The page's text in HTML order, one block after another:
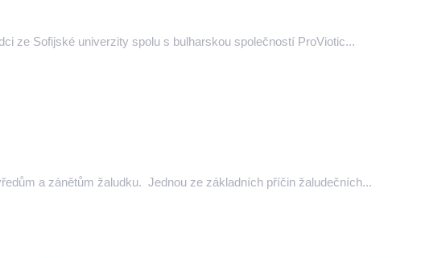
ze Sofijské univerzity spolu s bulharskou společností ProViotic...
a zánětům žaludku. Jednou ze základních příčin žaludečních...